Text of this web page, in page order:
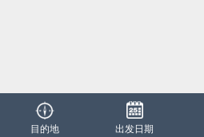
目的地 出发日期